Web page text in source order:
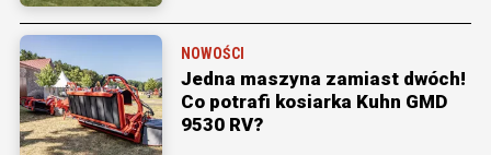
NOWOŚCI
Jedna maszyna zamiast dwóch!
Co potrafi kosiarka Kuhn GMD
9530 RV?